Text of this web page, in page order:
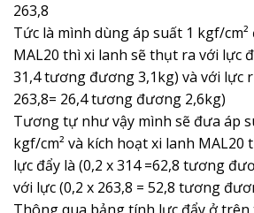
263,8
Tức là mình dùng áp suất 1 kgf/
MAL20 thì xi lanh sẽ thụt ra với lực
31,4 tương đương 3,1kg) và với lực
263,8= 26,4 tương đương 2,6kg)
Tương tự như vậy mình sẽ đưa áp
kgf/cm² và kích hoạt xi lanh MAL20
lực đẩy là (0,2 x 314 =62,8 tương
với lực (0,2 x 263,8 = 52,8 tương